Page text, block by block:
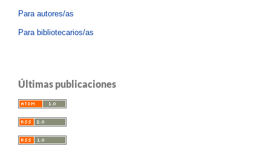
Para autores/as
Para bibliotecarios/as
Últimas publicaciones